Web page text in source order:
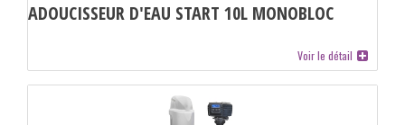
ADOUCISSEUR D'EAU START 10L MONOBLOC
Voir le détail